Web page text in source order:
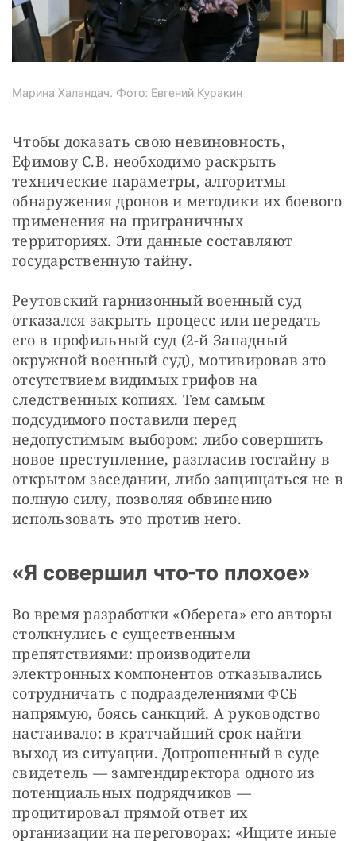
Марина Халандач. Фото: Евгений Куракин
Чтобы доказать свою невиновность,
Ефимову С.В. необходимо раскрыть
технические параметры, алгоритмы
обнаружения дронов и методики их боевого
применения на приграничных
территориях. Эти данные составляют
государственную тайну.
Реутовский гарнизонный военный суд
отказался закрыть процесс или передать
его в профильный суд (2-й Западный
окружной военный суд), мотивировав это
отсутствием видимых грифов на
следственных копиях. Тем самым
подсудимого поставили перед
недопустимым выбором: либо совершить
новое преступление, разгласив гостайну в
открытом заседании, либо защищаться не в
полную силу, позволяя обвинению
использовать это против него.
«Я совершил что-то плохое»
Во время разработки «Оберега» его авторы
столкнулись с существенным
препятствиями: производители
электронных компонентов отказывались
сотрудничать с подразделениями ФСБ
напрямую, боясь санкций. А руководство
настаивало: в кратчайший срок найти
выход из ситуации. Допрошенный в суде
свидетель — замгендиректора одного из
потенциальных подрядчиков —
процитировал прямой ответ их
организации на переговорах: «Ищите иные